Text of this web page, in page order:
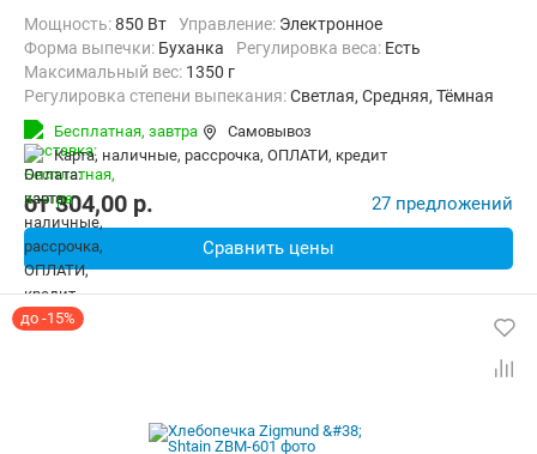
Мощность:850 Вт Управление: Электронное
Форма выпечки: Буханка регулировка веса: Есть
максимальный вес: 1350 г
Регулировка степени выпекания:Светлая, Средняя, Тёмная
Количество рецептов:
Дополнительные функции:
Материал корпуса: Пластик
Бесплатная, завтра
Самовывоз
карта, наличные, рассрочка, ОПЛАТИ, кредит
от304,00 p. 27 предложений
Сравнить цены
до -15%